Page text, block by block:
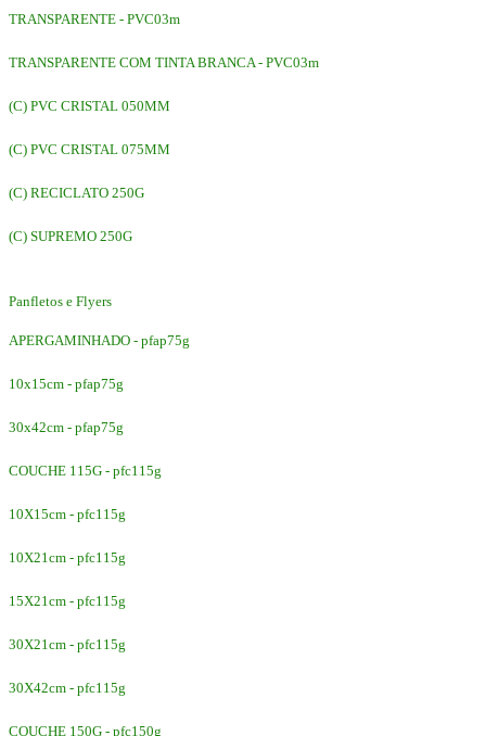
TRANSPARENTE - PVC03m
TRANSPARENTE COM TINTA BRANCA - PVC03m
(C) PVC CRISTAL 050MM
(C) PVC CRISTAL 075MM
(C) RECICLATO 250G
(C) SUPREMO 250G
Panfletos e Flyers
APERGAMINHADO - pfap75g
10x15cm - pfap75g
30x42cm - pfap75g
COUCHE 115G - pfc115g
10X15cm - pfc115g
10X21cm - pfc115g
15X21cm - pfc115g
30X21cm - pfc115g
30X42cm - pfc115g
COUCHE 150G - pfc150g